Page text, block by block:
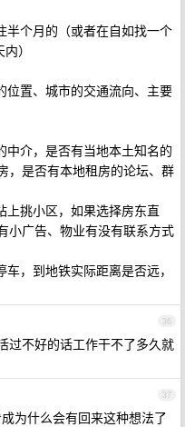
半个月的（或者在自如找一个
）
位置、城市的交通流向、主要
介，是否有当地本土知名的
，是否有本地租房的论坛、群
上挑小区，如果选择房东直
小广告、物业有没有联系方式
，到地铁实际距离是否远，
36
过不好的话工作干不了多久就
37
为什么会有回来这种想法了